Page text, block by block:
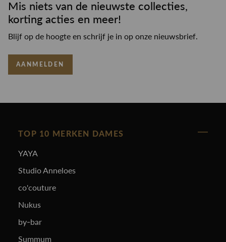
Mis niets van de nieuwste collecties,
korting acties en meer!
Blijf op de hoogte en schrijf je in op onze nieuwsbrief.
AANMELDEN
TOP 10 MERKEN DAMES
YAYA
Studio Anneloes
co'couture
Nukus
by-bar
Summum